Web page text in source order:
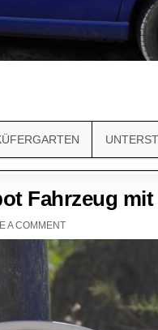
Fahrzeug
A COMMENT